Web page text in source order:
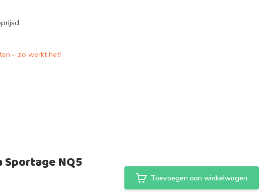
– zo werkt het!
NQ5
Toevoegen aan winkelwagen